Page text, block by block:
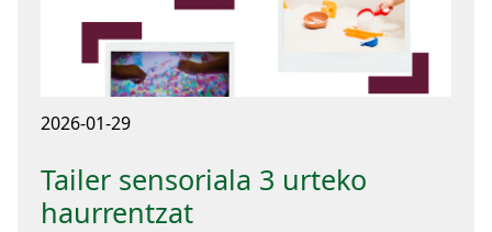
2026-01-29
Tailer sensoriala 3 urteko
haurrentzat